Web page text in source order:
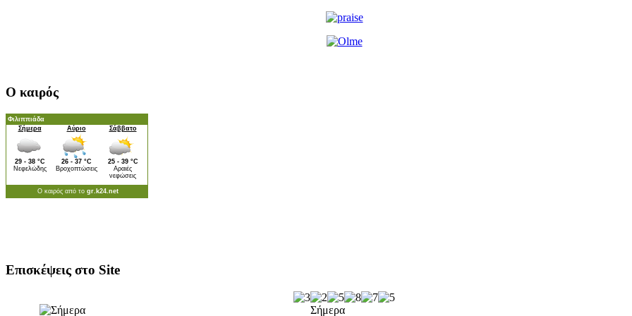
Ο καιρός
Επισκέψεις στο Site
Σήμερα